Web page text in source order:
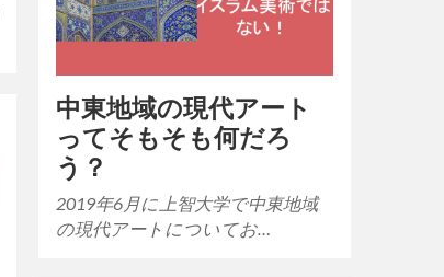
中東地域の現代アート
ってそもそも何だろ
う？
2019年6月に上智大学で中東地域
の現代アートについてお…